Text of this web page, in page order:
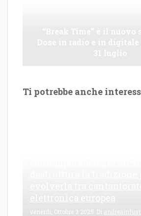
Ti potrebbe anche
venerdì, Ottobre 3 2025 Di